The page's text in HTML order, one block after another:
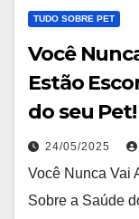
TUDO SOBRE PET
Você
Estão
do seu Pet!
24/05/2025
Você Nunca Vai
Sobre a Saúde